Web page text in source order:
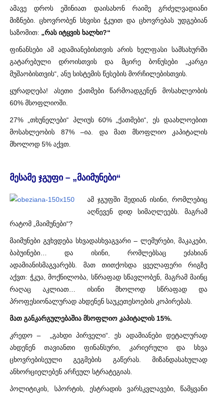
ამავე დროს ეშინიათ დაისახონ რაიმე გრძელვადიანი
მიზნები. ცხოვრობენ სხვისი ჭკუით და ცხოვრებას უდგებიან
საზომით: „რას იტყვის ხალხი?“
ფინანსები ამ ადამიანებისთვის არის ხელფასი სამსახურში
გატარებული დროისთვის და მცირე ბონუსები „კარგი
მუშაობისთვის“, ანუ სისტემის წესების მორჩილებისთვის.
ყურადღება! ასეთი ქათმები წარმოადგენენ მოსახლეობის
60% მსოფლიოში.
27% „თხუნელები“ პლიუს 60% „ქათმები“, ეს დაახლოებით
მოსახლეობის 87% –ია. და მათ მსოფლიო კაპიტალის
მხოლოდ 5% აქვთ.
მესამე ჯგუფი – „მაიმუნები“
ამ ჯგუფში შედიან ისინი, რომლებიც
აღწევენ დიდ სიმაღლეებს. მაგრამ
რატომ „მაიმუნები“?
მაიმუნები გვხვდება სხვადასხვაგვარი – ლემურები, მაკაკები,
ბაბუინები… და ისინი, რომლებსაც ეძახიან
ადამიანისმაგვარებს. მათ თითქოსდა ყველაფერი რიგზე
აქვთ: ჭკუა, მოქნილობა, სწრაფად სწავლობენ, მაგრამ მაინც
რაღაც აკლიათ… ისინი მხოლოდ სწრაფად და
პროფესიონალურად ახდენენ საუკეთესოების კოპირებას.
მათ განკარგულებაშია მსოფლიო კაპიტალის 15%.
კრედო – „გახდი პირველი“. ეს ადამიანები დეტალურად
ახდენენ თავიანთი ფინანსური, კარიერული და სხვა
ცხოვრებისეული გეგმების გაწერას. მიზანდასახულად
ანხორციელებენ არჩეულ სტრატეგიას.
პოლიტიკის, სპორტის, ესტრადის ვარსკვლავები, წამყვანი